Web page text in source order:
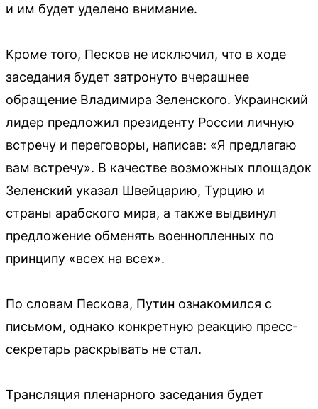
и им будет уделено внимание.
Кроме того, Песков не исключил, что в ходе
заседания будет затронуто вчерашнее
обращение Владимира Зеленского. Украинский
лидер предложил президенту России личную
встречу и переговоры, написав: «Я предлагаю
вам встречу». В качестве возможных площадок
Зеленский указал Швейцарию, Турцию и
страны арабского мира, а также выдвинул
предложение обменять военнопленных по
принципу «всех на всех».
По словам Пескова, Путин ознакомился с
письмом, однако конкретную реакцию пресс-
секретарь раскрывать не стал.
Трансляция пленарного заседания будет